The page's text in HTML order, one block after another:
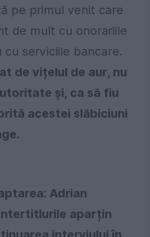
pe primul venit care
de mult cu onorariile
cu serviciile bancare.
de vițelul de aur, nu
și, ca să fiu
acestei slăbiciuni
Adrian
aparțin